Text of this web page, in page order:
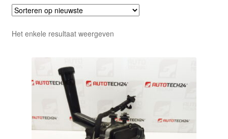
Het enkele resultaat weergeven